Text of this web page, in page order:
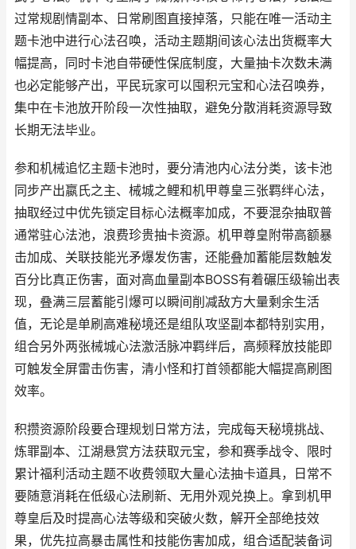
过常规剧情副本、日常刷图直接掉落，只能在唯一活动主
题卡池中进行心法召唤，活动主题期间该心法出货概率大
幅提高，同时卡池自带硬性保底制度，大量抽卡次数未满
也必定能够产出，平民玩家可以囤积元宝和心法召唤券，
集中在卡池放开阶段一次性抽取，避免分散消耗资源导致
长期无法毕业。
参和机械追忆主题卡池时，要分清池内心法分类，该卡池
同步产出嬴氏之主、械城之鲤和机甲尊皇三张羁绊心法，
抽取经过中优先锁定目标心法概率加成，不要混杂抽取普
通常驻心法池，浪费珍贵抽卡资源。机甲尊皇附带高额暴
击加成、关联技能光矛爆发伤害，还能叠加蓄能层数触发
百分比真正伤害，面对高血量副本BOSS有着碾压级输出表
现，叠满三层蓄能引爆可以瞬间削减敌方大量剩余生活
值，无论是单刷高难秘境还是组队攻坚副本都特别实用，
组合另外两张械城心法激活脉冲羁绊后，高频释放技能即
可触发全屏雷击伤害，清小怪和打首领都能大幅提高刷图
效率。
积攒资源阶段要合理规划日常方法，完成每天秘境挑战、
炼罪副本、江湖悬赏方法获取元宝，参和赛季战令、限时
累计福利活动主题不收费领取大量心法抽卡道具，日常不
要随意消耗在低级心法刷新、无用外观兑换上。拿到机甲
尊皇后及时提高心法等级和突破火数，解开全部绝技效
果，优先拉高暴击属性和技能伤害加成，组合适配装备词